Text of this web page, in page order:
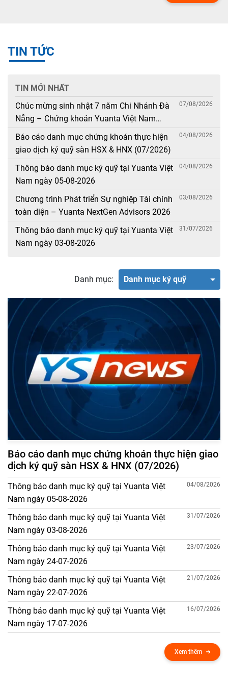
TIN TỨC
TIN MỚI NHẤT
Chúc mừng sinh nhật 7 năm Chi Nhánh Đà
Nẵng – Chứng khoán Yuanta Việt Nam
(08/08/2019 – 08/08/2026)
07/08/2026
Báo cáo danh mục chứng khoán thực hiện
giao dịch ký quỹ sàn HSX & HNX (07/2026)
04/08/2026
Thông báo danh mục ký quỹ tại Yuanta Việt
Nam ngày 05-08-2026
04/08/2026
Chương trình Phát triển Sự nghiệp Tài chính
toàn diện – Yuanta NextGen Advisors 2026
03/08/2026
Thông báo danh mục ký quỹ tại Yuanta Việt
Nam ngày 03-08-2026
31/07/2026
Danh mục: Danh mục ký quỹ
Báo cáo danh mục chứng khoán thực hiện giao
dịch ký quỹ sàn HSX & HNX (07/2026)
Thông báo danh mục ký quỹ tại Yuanta Việt
Nam ngày 05-08-2026
04/08/2026
Thông báo danh mục ký quỹ tại Yuanta Việt
Nam ngày 03-08-2026
31/07/2026
Thông báo danh mục ký quỹ tại Yuanta Việt
Nam ngày 24-07-2026
23/07/2026
Thông báo danh mục ký quỹ tại Yuanta Việt
Nam ngày 22-07-2026
21/07/2026
Thông báo danh mục ký quỹ tại Yuanta Việt
Nam ngày 17-07-2026
16/07/2026
Xem thêm